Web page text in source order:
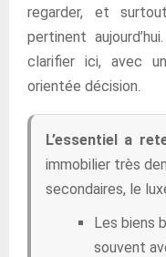
regarder, et
pertinent
clarifier ici, avec
orientée décision.
L’essentiel a
immobilier très
secondaires, le
Les biens
souvent